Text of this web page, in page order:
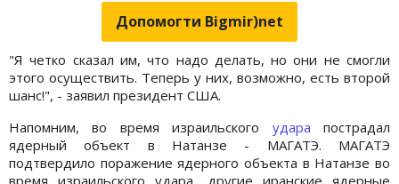
Допомогти Bigmir)net
"Я четко сказал им, что надо делать, но они не смогли
этого осуществить. Теперь у них, возможно, есть второй
шанс!", - заявил президент США.
Напомним, во время израильского удара пострадал
ядерный объект в Натанзе - МАГАТЭ. МАГАТЭ
подтвердило поражение ядерного объекта в Натанзе во
время израильского удара, другие иранские ядерные